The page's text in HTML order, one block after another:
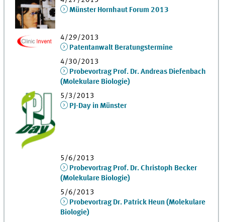
Münster Hornhaut Forum 2013
4/29/2013
Patentanwalt Beratungstermine
4/30/2013
Probevortrag Prof. Dr. Andreas Diefenbach
(Molekulare Biologie)
5/3/2013
PJ-Day in Münster
5/6/2013
Probevortrag Prof. Dr. Christoph Becker
(Molekulare Biologie)
5/6/2013
Probevortrag Dr. Patrick Heun (Molekulare
Biologie)